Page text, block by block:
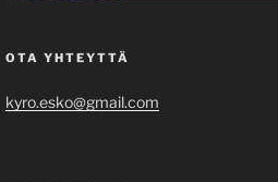
OTA YHTEYTTÄ
kyro.esko@gmail.com